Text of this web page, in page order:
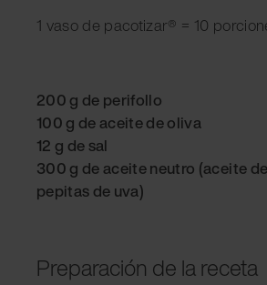
1 vaso de pacotizar® = 10
200 g de perifollo
100 g de aceite de oliva
12 g de sal
300 g de aceite neutro (aceite
pepitas de uva)
Preparación de la receta